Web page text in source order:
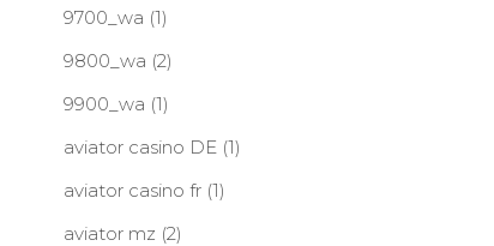
9700_wa (1)
9800_wa (2)
9900_wa (1)
aviator casino DE(1)
aviator casino fr(1)
aviator mz (2)